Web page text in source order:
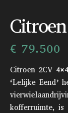
€ 79.500
Citroen 2CV
‘Lelijke Eend’
kofferruimte, is